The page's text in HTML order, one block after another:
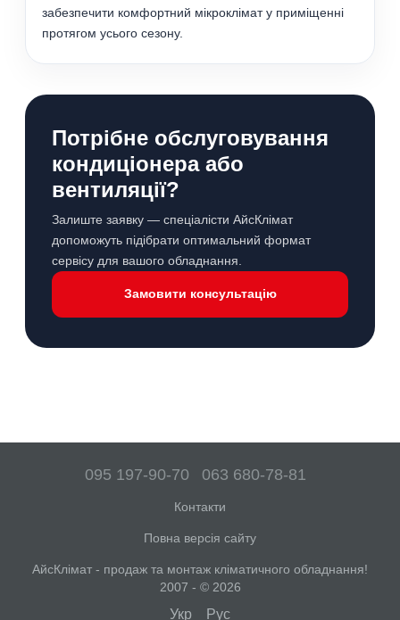
забезпечити комфортний мікроклімат у приміщенні
протягом усього сезону.
Потрібне обслуговування
кондиціонера або
вентиляції?
Залиште заявку — спеціалісти АйсКлімат
допоможуть підібрати оптимальний формат
сервісу для вашого обладнання.
Замовити консультацію
095 197-90-70 063 680-78-81
Контакти
Повна версія сайту
АйсКлімат - продаж та монтаж кліматичного обладнання!
2007 - © 2026
Укр Рус